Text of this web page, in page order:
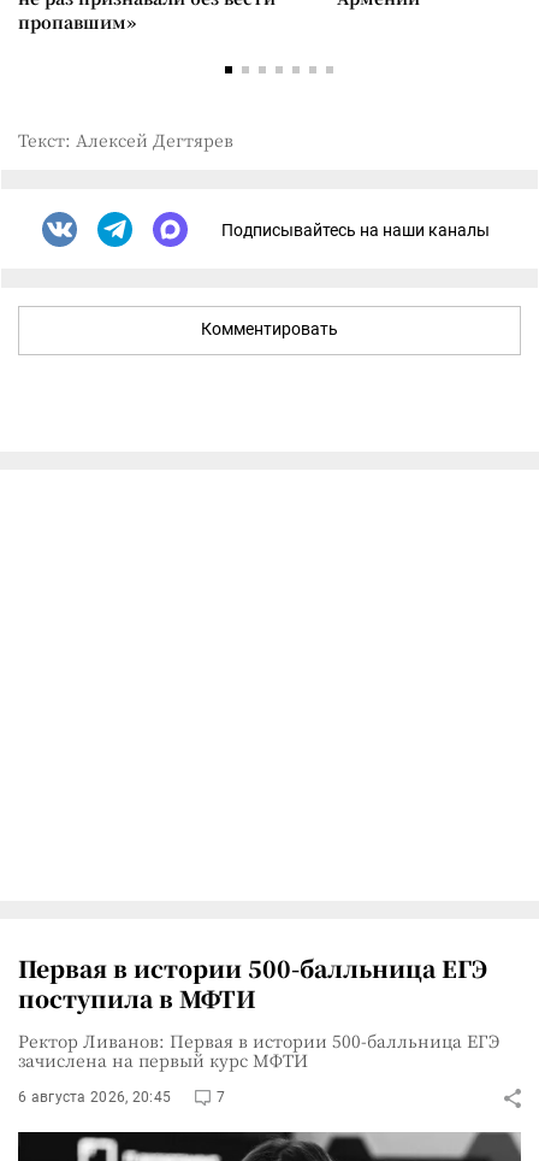
пропавшим»
Текст: Алексей Дегтярев
Подписывайтесь на наши каналы
Комментировать
Первая в истории 500-балльница ЕГЭ
поступила в МФТИ
Ректор Ливанов: Первая в истории 500-балльница ЕГЭ
зачислена на первый курс МФТИ
6 августа 2026, 20:45 7